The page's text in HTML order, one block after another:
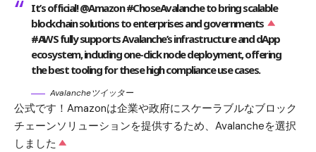
It’s official! @Amazon #ChoseAvalanche to bring scalable
blockchain solutions to enterprises and governments
#AWS fully supports Avalanche’s infrastructure and dApp
ecosystem, including one-click node deployment, offering
the best tooling for these high compliance use cases.
Avalancheツイッター
公式です！Amazonは企業や政府にスケーラブルなブロック
チェーンソリューションを提供するため、Avalancheを選択
しました